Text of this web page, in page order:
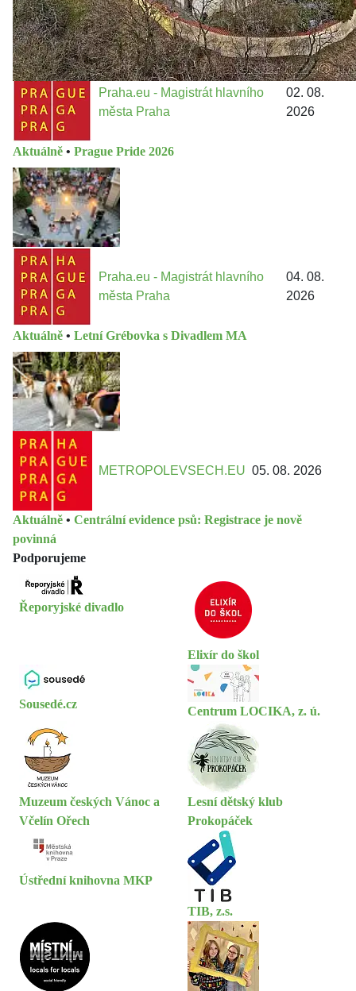
Praha.eu - Magistrát hlavního
města Praha
02. 08.
2026
Aktuálně • Prague Pride 2026
Praha.eu - Magistrát hlavního
města Praha
04. 08.
2026
Aktuálně • Letní Grébovka s Divadlem MA
METROPOLEVSECH.EU 05. 08. 2026
Aktuálně • Centrální evidence psů: Registrace je nově
povinná
Podporujeme
Řeporyjské divadlo
Elixír do škol
Sousedé.cz
Centrum LOCIKA, z. ú.
Muzeum českých Vánoc a
Včelín Ořech
Lesní dětský klub
Prokopáček
Ústřední knihovna MKP
TIB, z.s.